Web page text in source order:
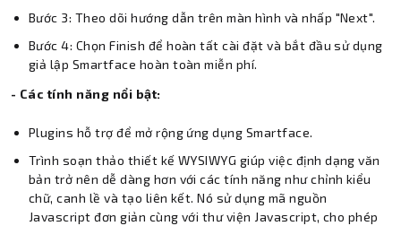
Bước 3: Theo dõi hướng dẫn trên màn hình và nhấp "Next".
Bước 4: Chọn Finish để hoàn tất cài đặt và bắt đầu sử dụng
giả lập Smartface hoàn toàn miễn phí.
- Các tính năng nổi bật:
Plugins hỗ trợ để mở rộng ứng dụng Smartface.
Trình soạn thảo thiết kế WYSIWYG giúp việc định dạng văn
bản trở nên dễ dàng hơn với các tính năng như chỉnh kiểu
chữ, canh lề và tạo liên kết. Nó sử dụng mã nguồn
Javascript đơn giản cùng với thư viện Javascript, cho phép